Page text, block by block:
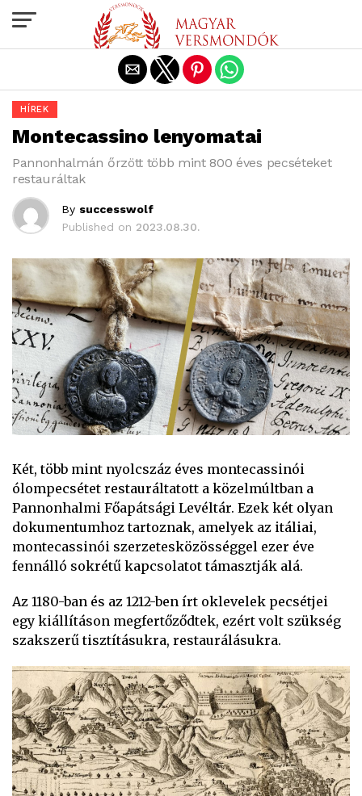
HÍREK
Montecassino lenyomatai
Pannonhalmán őrzött több mint 800 éves pecséteket
restauráltak
By successwolf
Published on 2023.08.30.
Két, több mint nyolcszáz éves montecassinói
ólompecsétet restauráltatott a közelmúltban a
Pannonhalmi Főapátsági Levéltár. Ezek két olyan
dokumentumhoz tartoznak, amelyek az itáliai,
montecassinói szerzetesközösséggel ezer éve
fennálló sokrétű kapcsolatot támasztják alá.
Az 1180-ban és az 1212-ben írt oklevelek pecsétjei
egy kiállításon megfertőződtek, ezért volt szükség
szakszerű tisztításukra, restaurálásukra.
Exit mobile version